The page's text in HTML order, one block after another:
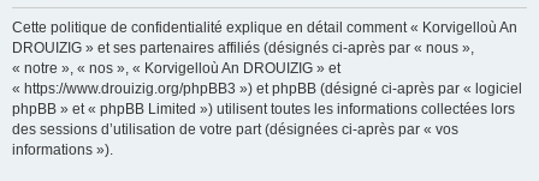
Cette politique de confidentialité explique en détail comment « Korvigelloù An
DROUIZIG » et ses partenaires affiliés (désignés ci-après par « nous »,
« notre », « nos », « Korvigelloù An DROUIZIG » et
« https://www.drouizig.org/phpBB3 ») et phpBB (désigné ci-après par « logiciel
phpBB » et « phpBB Limited ») utilisent toutes les informations collectées lors
des sessions d’utilisation de votre part (désignées ci-après par « vos
informations »).